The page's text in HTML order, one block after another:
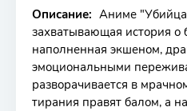
Описание: Аниме
захватывающая история о
наполненная экшеном,
эмоциональными
разворачивается в
тирания правят балом, а